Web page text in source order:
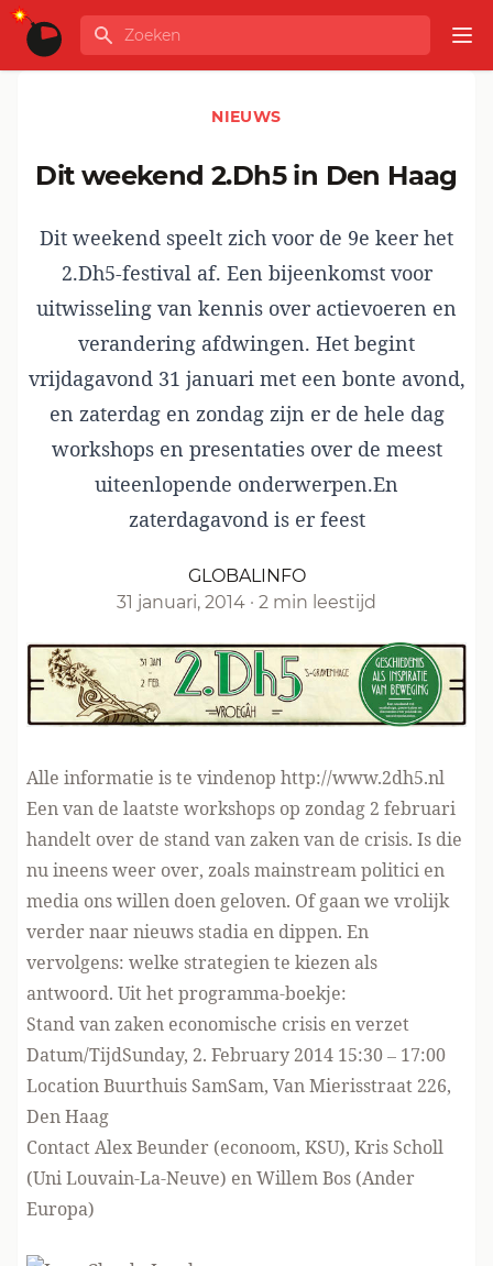
Ga naar de inhoud
GLOBALINFO
Zoeken
NIEUWS
Dit weekend 2.Dh5 in Den Haag
Dit weekend speelt zich voor de 9e keer het
2.Dh5-festival af. Een bijeenkomst voor
uitwisseling van kennis over actievoeren en
verandering afdwingen. Het begint
vrijdagavond 31 januari met een bonte avond,
en zaterdag en zondag zijn er de hele dag
workshops en presentaties over de meest
uiteenlopende onderwerpen.En
zaterdagavond is erfeest
GLOBALINFO
31 januari, 2014 · 2 min leestijd
Alle informatie is te vindenop http://www.2dh5.nl
Een van de laatste workshops op zondag 2 februari
handelt over de stand van zaken van de crisis. Is die
nu ineens weer over, zoals mainstream politici en
media ons willen doen geloven. Of gaan we vrolijk
verder naar nieuws stadia en dippen. En
vervolgens: welke strategien te kiezen als
antwoord. Uit het programma-boekje:
Stand van zaken economische crisis en verzet
Datum/TijdSunday, 2. February 2014 15:30– 17:00
LocationBuurthuis SamSam, Van Mierisstraat 226,
Den Haag
ContactAlex Beunder (econoom, KSU), Kris Scholl
(Uni Louvain-La-Neuve) en Willem Bos (Ander
Europa)